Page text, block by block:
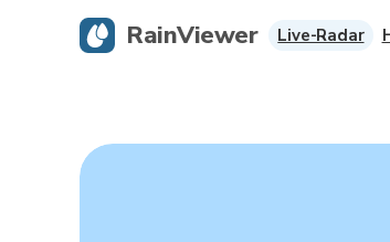
RainViewer Live-Radar